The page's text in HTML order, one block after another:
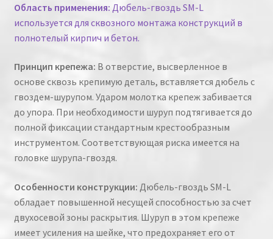
Область применения: Дюбель-гвоздь SM-L
используется для сквозного монтажа конструкций в
полнотелый кирпич и бетон.
Принцип крепежа: В отверстие, высверленное в
основе сквозь крепимую деталь, вставляется дюбель с
гвоздем-шурупом. Ударом молотка крепеж забивается
до упора. При необходимости шуруп подтягивается до
полной фиксации стандартным крестообразным
инструментом. Соответствующая риска имеется на
головке шурупа-гвоздя.
Особенности конструкции: Дюбель-гвоздь SM-L
обладает повышенной несущей способностью за счет
двухосевой зоны раскрытия. Шуруп в этом крепеже
имеет усиления на шейке, что предохраняет его от